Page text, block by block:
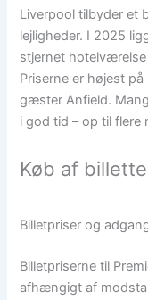
Liverpool tilbyder et
lejligheder. I 2025
stjernet
Priserne er højest
gæster Anfield.
i god tid – op til flere
Køb af
Billetpriser og
Billetpriserne til
afhængigt af